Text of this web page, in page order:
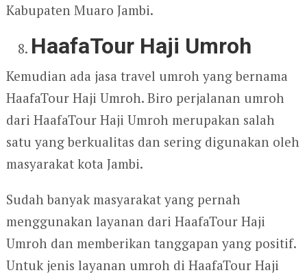
Kabupaten Muaro Jambi.
HaafaTour Haji Umroh
Kemudian ada jasa travel umroh yang bernama
HaafaTour Haji Umroh. Biro perjalanan umroh
dari HaafaTour Haji Umroh merupakan salah
satu yang berkualitas dan sering digunakan oleh
masyarakat kota Jambi.
Sudah banyak masyarakat yang pernah
menggunakan layanan dari HaafaTour Haji
Umroh dan memberikan tanggapan yang positif.
Untuk jenis layanan umroh di HaafaTour Haji